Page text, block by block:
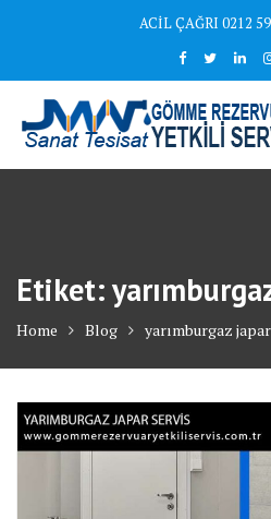
ACİL ÇAĞRI 0212
Etiket:
Home Blog yarımburgaz